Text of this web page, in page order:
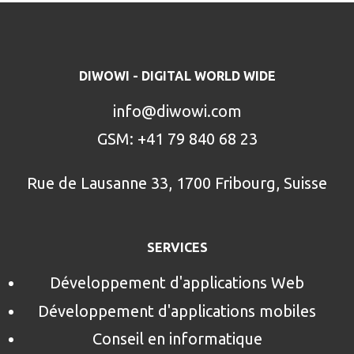
DIWOWI - DIGITAL WORLD WIDE
info@diwowi.com
GSM: +41 79 840 68 23
Rue de Lausanne 33, 1700 Fribourg, Suisse
SERVICES
Développement d'applications Web
Développement d'applications mobiles
Conseil en informatique